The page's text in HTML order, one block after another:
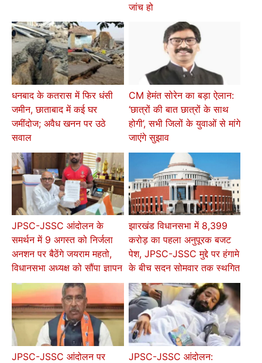
जांच हो
धनबाद के कतरास में फिर धंसी
जमीन, छाताबाद में कई घर
जमींदोज; अवैध खनन पर उठे
सवाल
CM हेमंत सोरेन का बड़ा ऐलान:
‘छात्रों की बात छात्रों के साथ
होगी’, सभी जिलों के युवाओं से मांगे
जाएंगे सुझाव
JPSC-JSSC आंदोलन के
समर्थन में 9 अगस्त को निर्जला
अनशन पर बैठेंगे जयराम महतो,
विधानसभा अध्यक्ष को सौंपा ज्ञापन
झारखंड विधानसभा में 8,399
करोड़ का पहला अनुपूरक बजट
पेश, JPSC-JSSC मुद्दे पर हंगामे
के बीच सदन सोमवार तक स्थगित
JPSC-JSSC आंदोलन पर
JPSC-JSSC आंदोलन: